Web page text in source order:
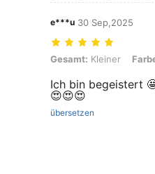
e***u 30 Sep,2025
Gesamt: Kleiner, Farbe:
Gesamt: Kleiner
Ich bin begeistert
😍😍😍
übersetzen